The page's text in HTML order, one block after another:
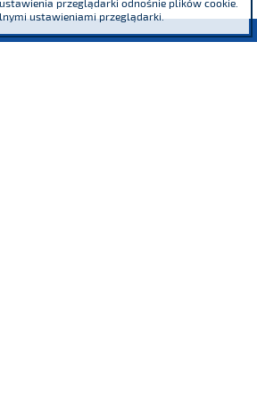
przeglądarki odnośnie plików cookie.
ustawieniami przeglądarki.